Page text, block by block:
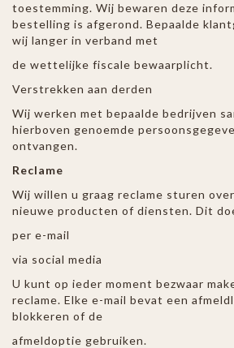
toestemming. Wij bewaren deze
bestelling is afgerond. Bepaalde
wij langer in verband met
de wettelijke fiscale bewaarplicht.
Verstrekken aan derden
Wij werken met bepaalde bedrijven
hierboven genoemde
ontvangen.
Reclame
Wij willen u graag reclame sturen
nieuwe producten of diensten. Dit
per e-mail
via social media
U kunt op ieder moment bezwaar
reclame. Elke e-mail bevat een
blokkeren of de
afmeldoptie gebruiken.